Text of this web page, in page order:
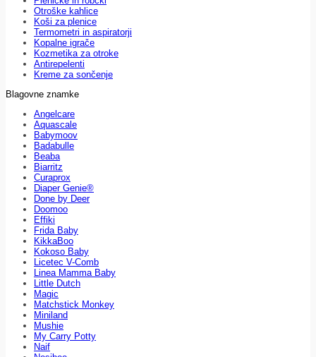
Otroške kahlice
Koši za plenice
Termometri in aspiratorji
Kopalne igrače
Kozmetika za otroke
Antirepelenti
Kreme za sončenje
Blagovne znamke
Angelcare
Aquascale
Babymoov
Badabulle
Beaba
Biarritz
Curaprox
Diaper Genie®
Done by Deer
Doomoo
Effiki
Frida Baby
KikkaBoo
Kokoso Baby
Licetec V-Comb
Linea Mamma Baby
Little Dutch
Magic
Matchstick Monkey
Miniland
Mushie
My Carry Potty
Naif